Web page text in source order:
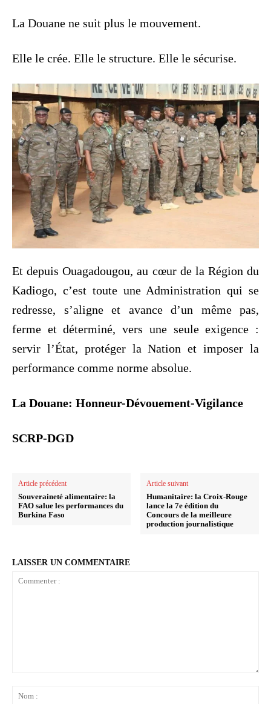
La Douane ne suit plus le mouvement.
Elle le crée. Elle le structure. Elle le sécurise.
Et depuis Ouagadougou, au cœur de la Région du
Kadiogo, c’est toute une Administration qui se
redresse, s’aligne et avance d’un même pas,
ferme et déterminé, vers une seule exigence :
servir l’État, protéger la Nation et imposer la
performance comme norme absolue.
La Douane: Honneur-Dévouement-Vigilance
SCRP-DGD
Article précédent
Souveraineté alimentaire: la
FAO salue les performances du
Burkina Faso
Article suivant
Humanitaire: la Croix-Rouge
lance la 7e édition du
Concours de la meilleure
production journalistique
LAISSER UN COMMENTAIRE